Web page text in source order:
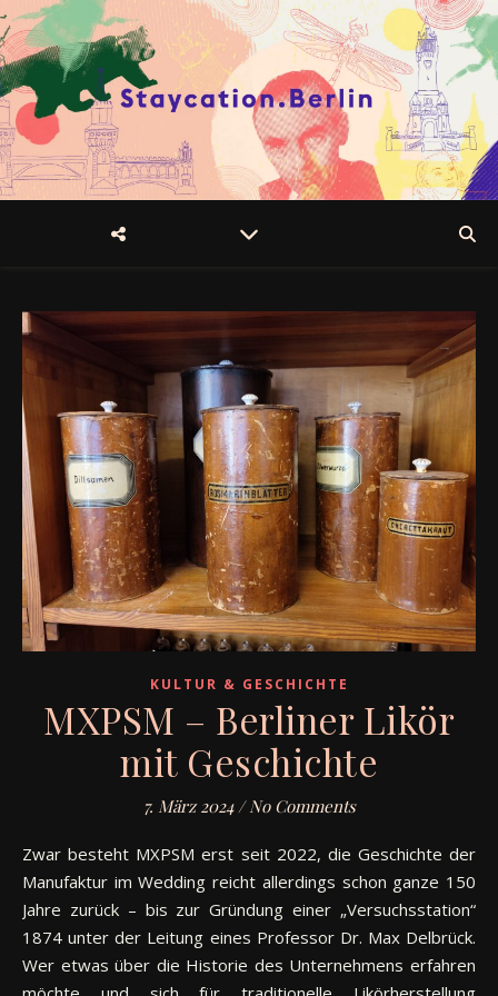
KULTUR & GESCHICHTE
MXPSM – Berliner Likör
mit Geschichte
7. März 2024 / No Comments
Zwar besteht MXPSM erst seit 2022, die Geschichte der
Manufaktur im Wedding reicht allerdings schon ganze 150
Jahre zurück – bis zur Gründung einer „Versuchsstation“
1874 unter der Leitung eines Professor Dr. Max Delbrück.
Wer etwas über die Historie des Unternehmens erfahren